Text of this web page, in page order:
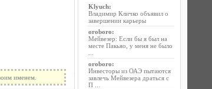
именем.
Klyuch:
Владимир Кличко объявил о
завершении карьеры
oroboro:
Мейвезер: Если бы я был на
месте Пакьяо, у меня не было
oroboro:
Инвесторы из ОАЭ пытаются
завлечь Мейвезера драться с
П ...